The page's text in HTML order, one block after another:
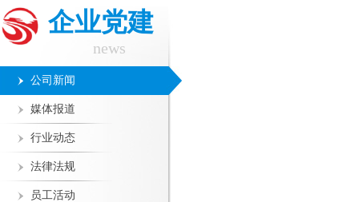
企业党建
news
公司新闻
媒体报道
行业动态
法律法规
员工活动